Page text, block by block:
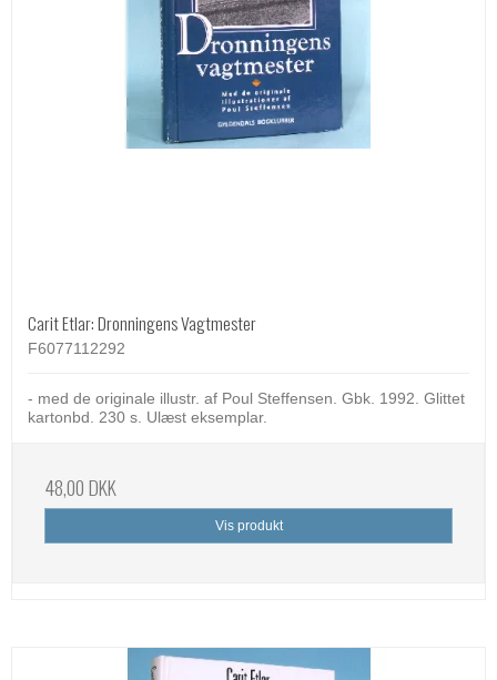
Carit Etlar: Dronningens Vagtmester
F6077112292
- med de originale illustr. af Poul Steffensen. Gbk. 1992. Glittet
kartonbd. 230 s. Ulæst eksemplar.
48,00 DKK
Vis produkt